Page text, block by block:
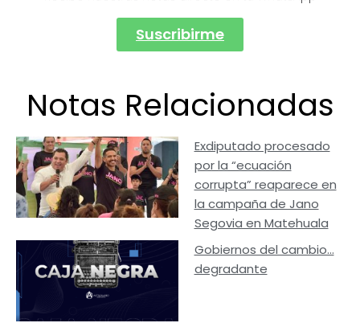
Suscribirme
Notas Relacionadas
Exdiputado procesado
por la “ecuación
corrupta” reaparece en
la campaña de Jano
Segovia en Matehuala
Gobiernos del cambio…
degradante